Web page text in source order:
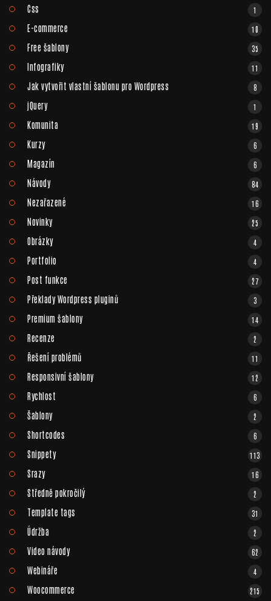
Css 1
E-commerce 10
Free šablony 35
Infografiky 11
Jak vytvořit vlastní šablonu pro Wordpress 8
jQuery 1
Komunita 19
Kurzy 6
Magazín 6
Návody 84
Nezařazené 16
Novinky 25
Obrázky 4
Portfolio 4
Post funkce 27
Překlady Wordpress pluginů 3
Premium šablony 14
Recenze 2
Řešení problémů 11
Responsivní šablony 12
Rychlost 6
Šablony 2
Shortcodes 6
Snippety 113
Srazy 16
Středně pokročilý 2
Template tags 31
Údržba 2
Video návody 62
Webináře 4
Woocommerce 215